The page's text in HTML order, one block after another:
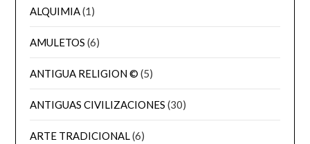
ALQUIMIA(1)
AMULETOS (6)
ANTIGUA RELIGION © (5)
ANTIGUAS CIVILIZACIONES (30)
ARTE TRADICIONAL(6)